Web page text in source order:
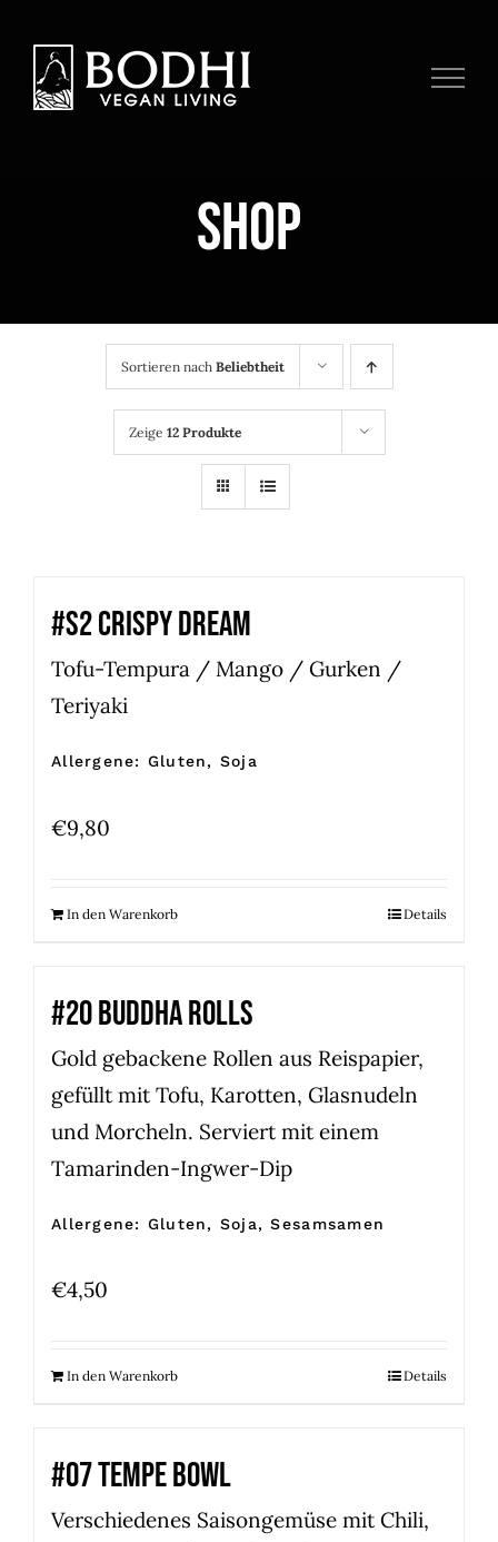
Inhalt
springen
Shop
Sortieren nach Beliebtheit
Zeige 12 Produkte
#S2 CRISPY DREAM
Tofu-Tempura / Mango / Gurken /
Teriyaki
Allergene: Gluten, Soja
€9,80
In den Warenkorb Details
#20 BUDDHA ROLLS
Gold gebackene Rollen aus Reispapier,
gefüllt mit Tofu, Karotten, Glasnudeln
und Morcheln. Serviert mit einem
Tamarinden-Ingwer-Dip
Allergene: Gluten, Soja, Sesamsamen
€4,50
In den Warenkorb Details
#07 TEMPE BOWL
Verschiedenes Saisongemüse mit Chili,